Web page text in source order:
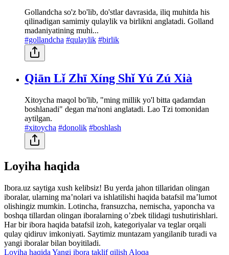
Gollandcha so'z bo'lib, do'stlar davrasida, iliq muhitda his
qilinadigan samimiy qulaylik va birlikni anglatadi. Golland
madaniyatining muhi...
#gollandcha #qulaylik #birlik
Qiān Lǐ Zhī Xíng Shǐ Yú Zú Xià
Xitoycha maqol bo'lib, "ming millik yo'l bitta qadamdan
boshlanadi" degan ma'noni anglatadi. Lao Tzi tomonidan
aytilgan.
#xitoycha #donolik #boshlash
Loyiha haqida
Ibora.uz saytiga xush kelibsiz! Bu yerda jahon tillaridan olingan
iboralar, ularning maʼnolari va ishlatilishi haqida batafsil maʼlumot
olishingiz mumkin. Lotincha, fransuzcha, nemischa, yaponcha va
boshqa tillardan olingan iboralarning oʼzbek tilidagi tushutirishlari.
Har bir ibora haqida batafsil izoh, kategoriyalar va teglar orqali
qulay qidiruv imkoniyati. Saytimiz muntazam yangilanib turadi va
yangi iboralar bilan boyitiladi.
Loyiha haqida Yangi ibora taklif qilish Aloqa